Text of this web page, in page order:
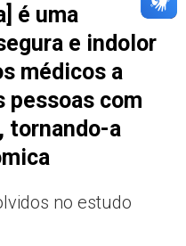
é uma
e indolor
médicos a
pessoas com
tornando-a
no estudo